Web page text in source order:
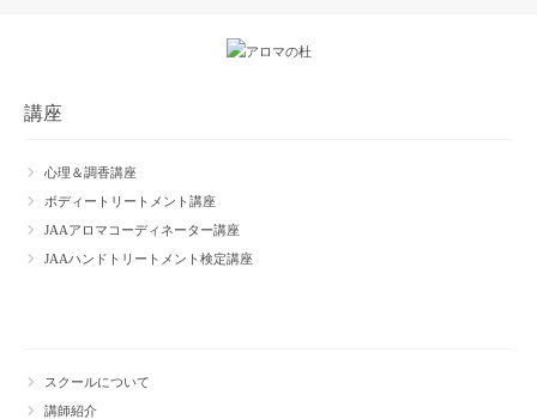
講座
心理＆調香講座
ボディートリートメント講座
JAAアロマコーディネーター講座
JAAハンドトリートメント検定講座
スクールについて
講師紹介